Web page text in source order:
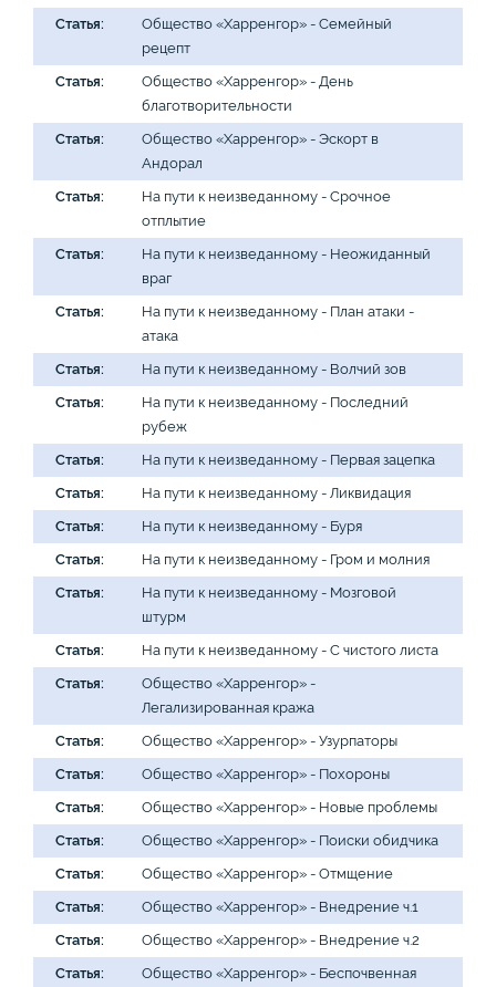
Статья:
Общество «Харренгор» - Семейный
рецепт
Статья:
Общество «Харренгор» - День
благотворительности
Статья:
Общество «Харренгор» - Эскорт в
Андорал
Статья:
На пути к неизведанному - Срочное
отплытие
Статья:
На пути к неизведанному - Неожиданный
враг
Статья:
На пути к неизведанному - План атаки -
атака
Статья:
На пути к неизведанному - Волчий зов
Статья:
На пути к неизведанному - Последний
рубеж
Статья:
На пути к неизведанному - Первая зацепка
Статья:
На пути к неизведанному - Ликвидация
Статья:
На пути к неизведанному - Буря
Статья:
На пути к неизведанному - Гром и молния
Статья:
На пути к неизведанному - Мозговой
штурм
Статья:
На пути к неизведанному - С чистого листа
Статья:
Общество «Харренгор» -
Легализированная кража
Статья:
Общество «Харренгор» - Узурпаторы
Статья:
Общество «Харренгор» - Похороны
Статья:
Общество «Харренгор» - Новые проблемы
Статья:
Общество «Харренгор» - Поиски обидчика
Статья:
Общество «Харренгор» - Отмщение
Статья:
Общество «Харренгор» - Внедрение ч.1
Статья:
Общество «Харренгор» - Внедрение ч.2
Статья:
Общество «Харренгор» - Беспочвенная